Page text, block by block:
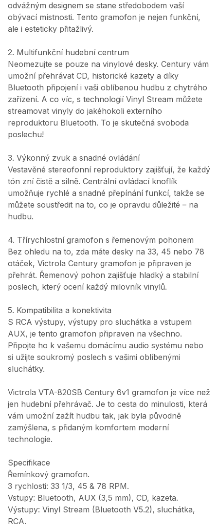
odvážným designem se stane středobodem vaší
obývací místnosti. Tento gramofon je nejen funkční,
ale i esteticky přitažlivý.
2. Multifunkční hudební centrum
Neomezujte se pouze na vinylové desky. Century vám
umožní přehrávat CD, historické kazety a díky
Bluetooth připojení i vaši oblíbenou hudbu z chytrého
zařízení. A co víc, s technologií Vinyl Stream můžete
streamovat vinyly do jakéhokoli externího
reproduktoru Bluetooth. To je skutečná svoboda
poslechu!
3. Výkonný zvuk a snadné ovládání
Vestavěné stereofonní reproduktory zajišťují, že každý
tón zní čistě a silně. Centrální ovládací knoflík
umožňuje rychlé a snadné přepínání funkcí, takže se
můžete soustředit na to, co je opravdu důležité – na
hudbu.
4. Třírychlostní gramofon s řemenovým pohonem
Bez ohledu na to, zda máte desky na 33, 45 nebo 78
otáček, Victrola Century gramofon je připraven je
přehrát. Řemenový pohon zajišťuje hladký a stabilní
poslech, který ocení každý milovník vinylů.
5. Kompatibilita a konektivita
S RCA výstupy, výstupy pro sluchátka a vstupem
AUX, je tento gramofon připraven na všechno.
Připojte ho k vašemu domácímu audio systému nebo
si užijte soukromý poslech s vašimi oblíbenými
sluchátky.
Victrola VTA-820SB Century 6v1 gramofon je více než
jen hudební přehrávač. Je to cesta do minulosti, která
vám umožní zažít hudbu tak, jak byla původně
zamýšlena, s přidaným komfortem moderní
technologie.
Specifikace
Řemínkový gramofon.
3 rychlosti: 33 1/3, 45 & 78 RPM.
Vstupy: Bluetooth, AUX (3,5 mm), CD, kazeta.
Výstupy: Vinyl Stream (Bluetooth V5.2), sluchátka,
RCA.